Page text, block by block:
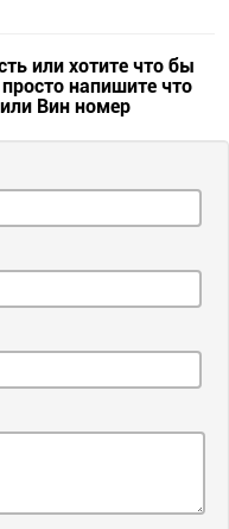
или хотите что бы
напишите что
Вин номер